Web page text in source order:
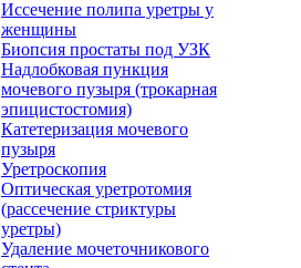
Иссечение полипа уретры у
женщины
Биопсия простаты под УЗК
Надлобковая пункция
мочевого пузыря (трокарная
эпицистостомия)
Катетеризация мочевого
пузыря
Уретроскопия
Оптическая уретротомия
(рассечение стриктуры
уретры)
Удаление мочеточникового